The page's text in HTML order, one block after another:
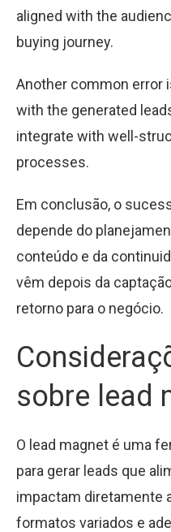
aligned with the
buying journey.
Another common error
with the generated
integrate with well-
processes.
Em conclusão, o
depende do
conteúdo e da
vêm depois da
retorno para o negócio.
sobre lead
O lead magnet é uma
para gerar leads que
impactam diretamente
formatos variados e